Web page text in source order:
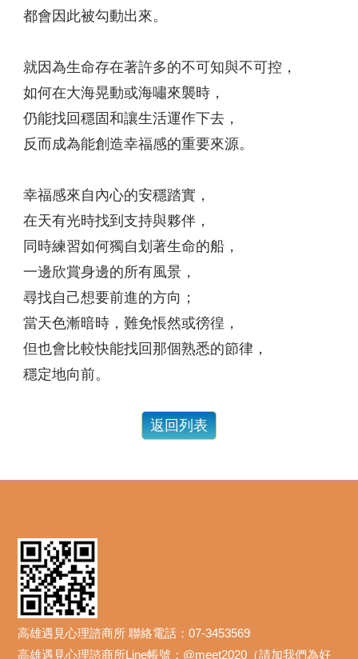
都會因此被勾動出來。
就因為生命存在著許多的不可知與不可控，
如何在大海晃動或海嘯來襲時，
仍能找回穩固和讓生活運作下去，
反而成為能創造幸福感的重要來源。
幸福感來自內心的安穩踏實，
在天有光時找到支持與夥伴，
同時練習如何獨自划著生命的船，
一邊欣賞身邊的所有風景，
尋找自己想要前進的方向；
當天色漸暗時，難免悵然或徬徨，
但也會比較快能找回那個熟悉的節律，
穩定地向前。
高雄遇見心理諮商所 聯絡電話：07-3453569
高雄遇見心理諮商所Line帳號：@meet2020（請加我們為好